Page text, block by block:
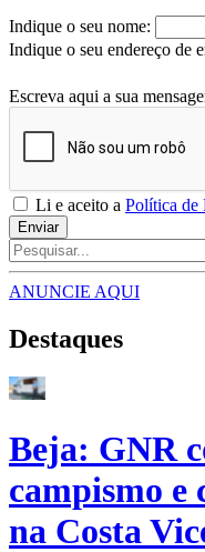
Indique o seu nome:
Indique o seu endereço de
Escreva aqui a sua
Li e aceito a Política de
Enviar
ANUNCIE AQUI
Destaques
Beja: GNR
campismo e
na Costa